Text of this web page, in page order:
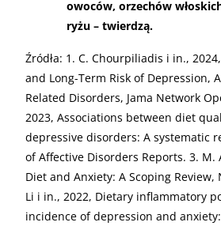
owoców, orzechów
ryżu – twierdzą.
Źródła: 1. C. Chourpiliadis i in.,
and Long-Term Risk of Depression,
Related Disorders, Jama Network
2023, Associations between diet
depressive disorders: A systematic
of Affective Disorders Reports. 3. M.
Diet and Anxiety: A Scoping Review,
Li i in., 2022, Dietary inflammatory
incidence of depression and